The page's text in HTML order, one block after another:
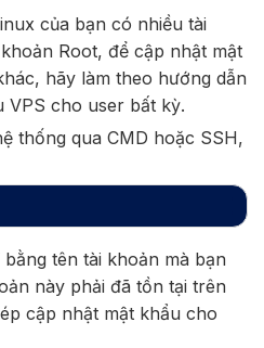
của bạn có nhiều tài
Root, để cập nhật mật
hãy làm theo hướng dẫn
VPS cho user bất kỳ.
thống qua CMD hoặc SSH,
tên tài khoản mà bạn
này phải đã tồn tại trên
cập nhật mật khẩu cho